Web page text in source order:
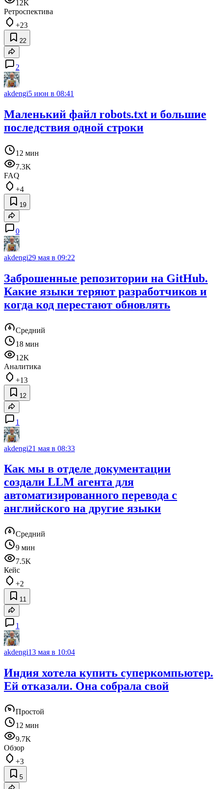
12K
Ретроспектива
+23
22
2
akdengi5 июн в 08:41
Маленький файл robots.txt и большие
последствия одной строки
12 мин
7.3K
FAQ
+4
19
0
akdengi29 мая в 09:22
Заброшенные репозитории на GitHub.
Какие языки теряют разработчиков и
когда код перестают обновлять
Средний
18 мин
12K
Аналитика
+13
12
1
akdengi21 мая в 08:33
Как мы в отделе документации
создали LLM агента для
автоматизированного перевода с
английского на другие языки
Средний
9 мин
7.5K
Кейс
+2
11
1
akdengi13 мая в 10:04
Индия хотела купить суперкомпьютер.
Ей отказали. Она собрала свой
Простой
12 мин
9.7K
Обзор
+3
5